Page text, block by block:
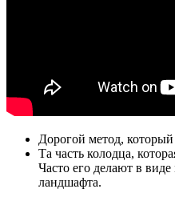
Дорогой метод,
Та часть колодца,
Часто его делают в
ландшафта.